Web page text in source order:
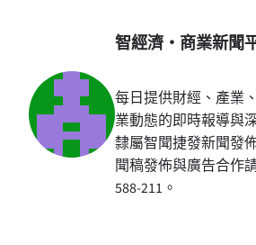
智經濟・商業新聞
每日提供財經、產業
業動態的即時報導與
隸屬智聞捷發新聞發
聞稿發佈與廣告合作
588-211。